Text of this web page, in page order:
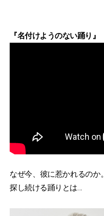
『名付けようのない踊り』
なぜ今、彼に惹かれるの
探し続ける踊りとは…